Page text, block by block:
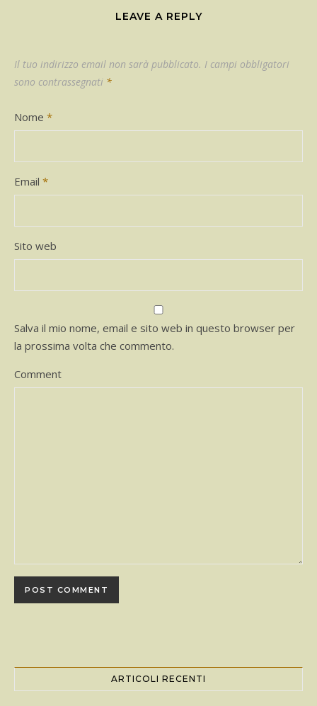
LEAVE A REPLY
Il tuo indirizzo email non sarà pubblicato. I campi obbligatori
sono contrassegnati *
Nome *
Email *
Sito web
Salva il mio nome, email e sito web in questo browser per
la prossima volta che commento.
Comment
ARTICOLI RECENTI